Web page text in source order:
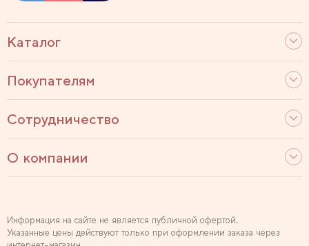
Каталог
Покупателям
Сотрудничество
О компании
Информация на сайте не является публичной офертой.
Указанные цены действуют только при оформлении заказа через